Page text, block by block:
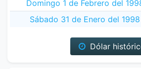
Domingo 1 de Febrero del
Sábado 31 de Enero del 1998
Dólar